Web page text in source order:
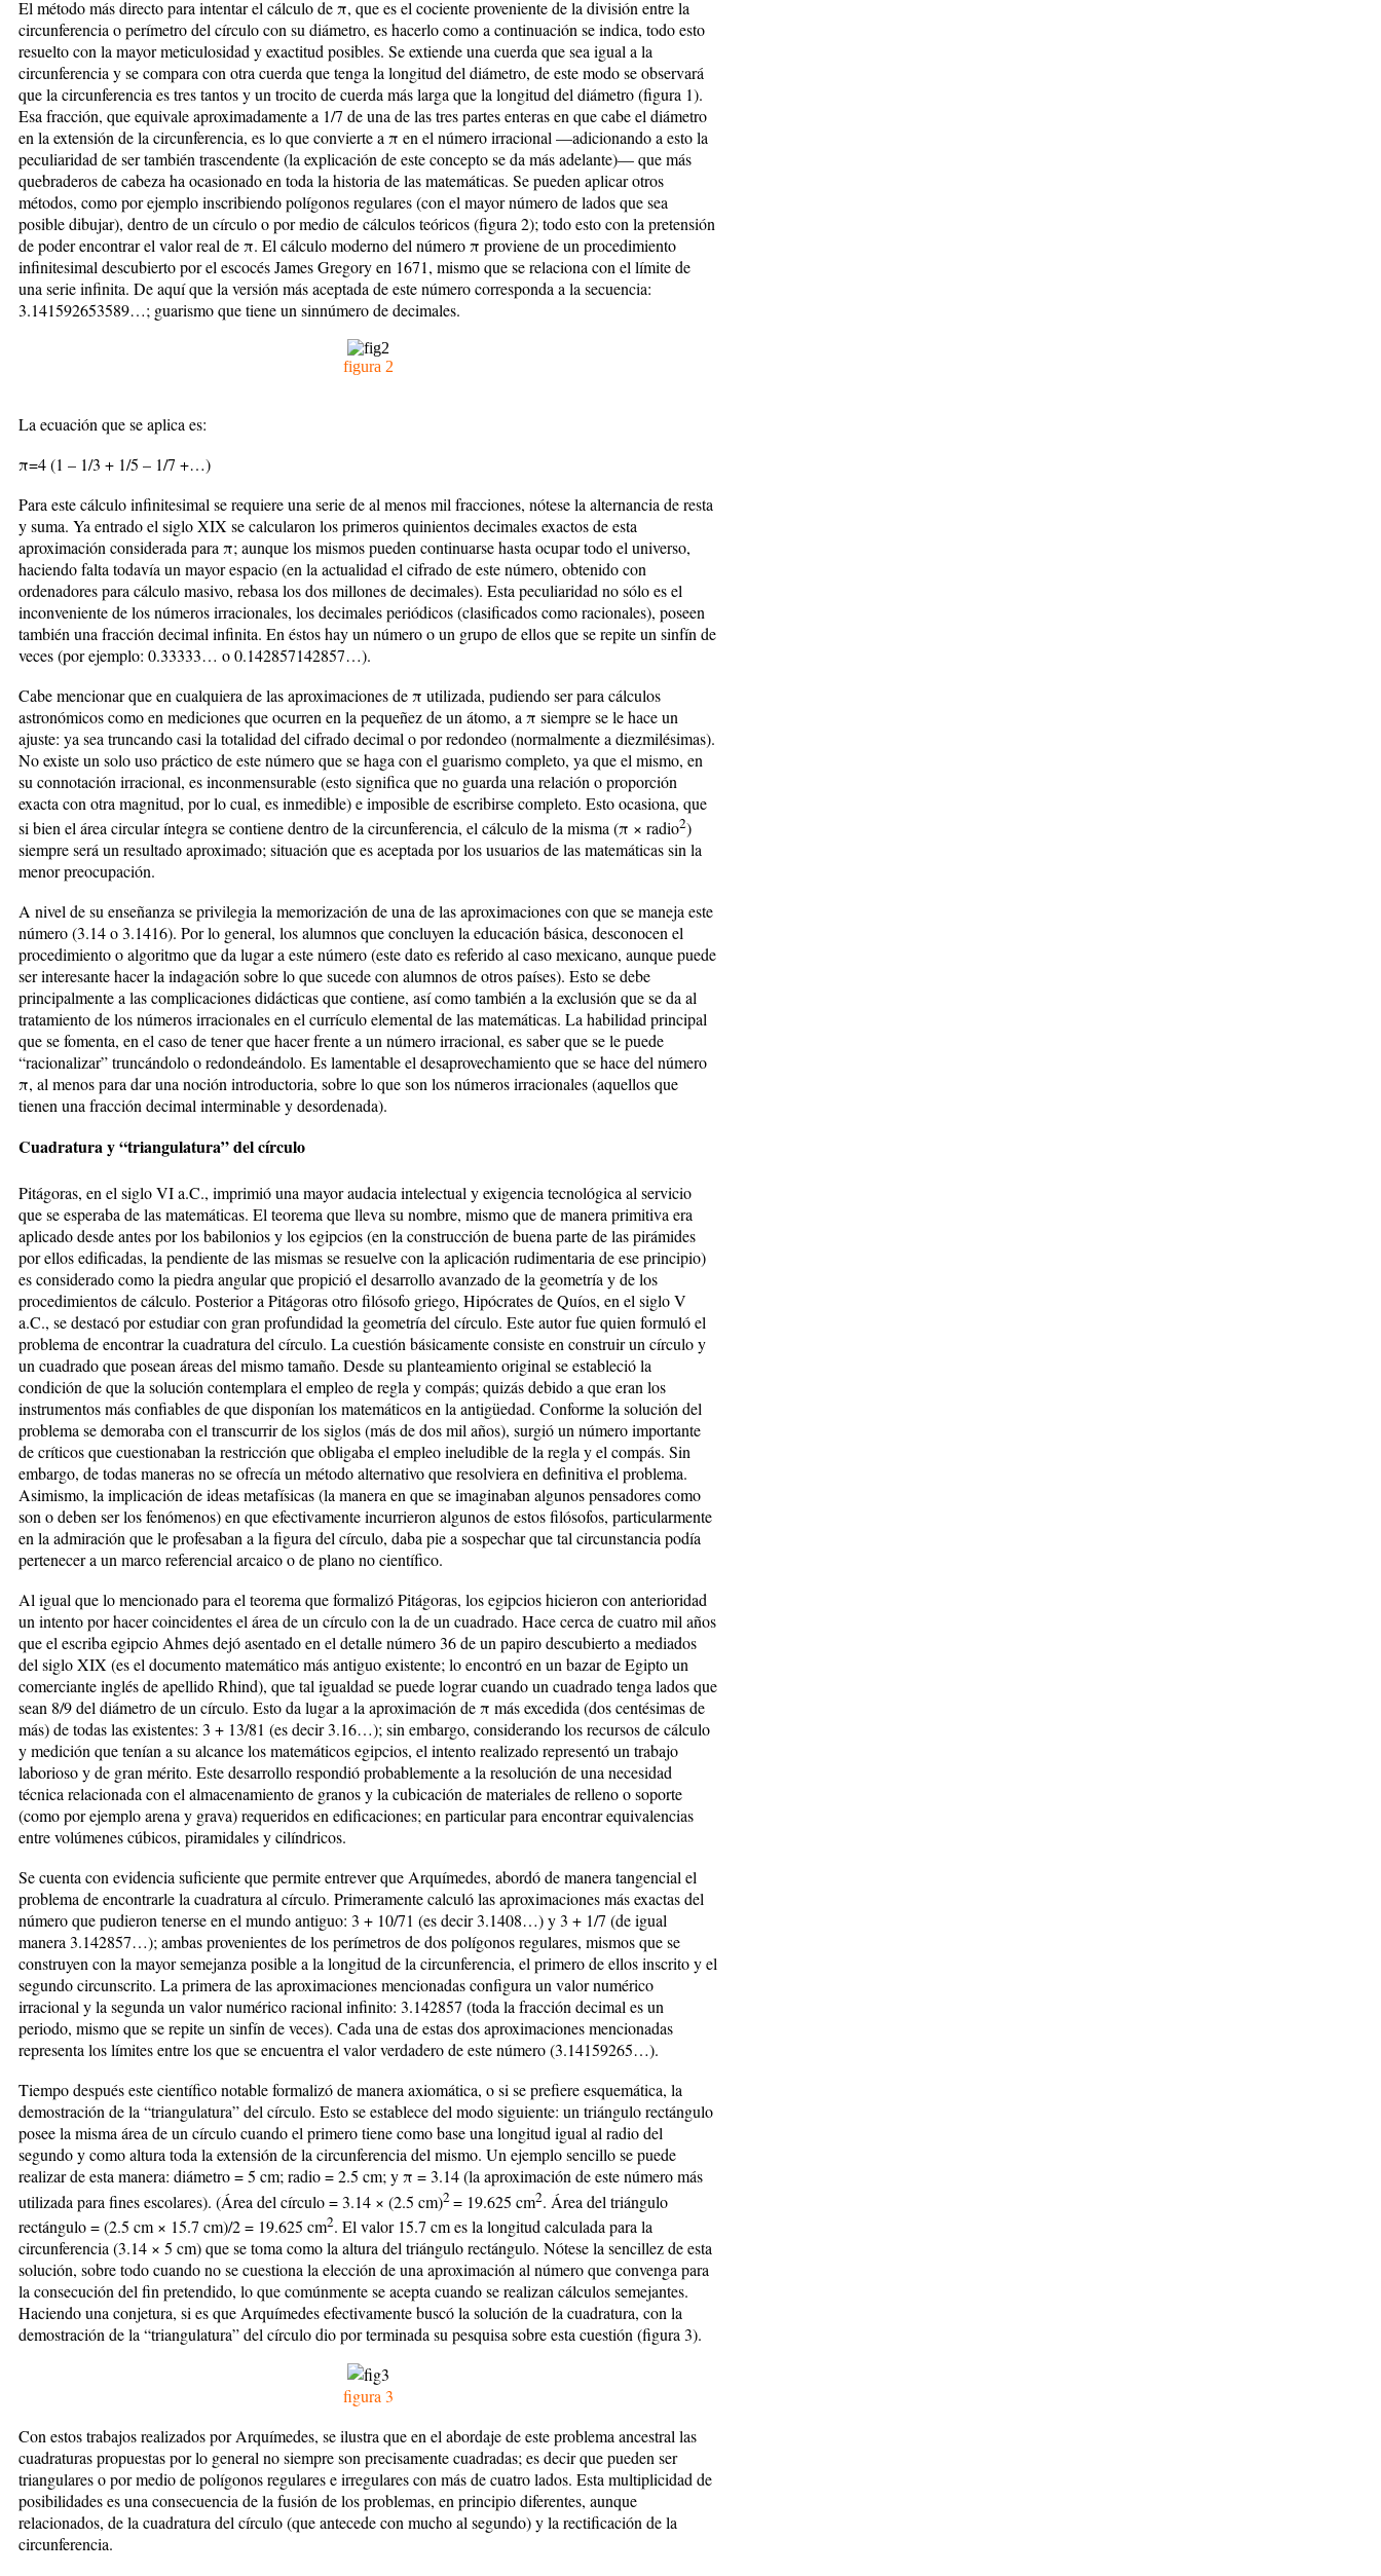
El método más directo para intentar el cálculo de π, que es el cociente proveniente de la división entre la
circunferencia o perímetro del círculo con su diámetro, es hacerlo como a continuación se indica, todo esto
resuelto con la mayor meticulosidad y exactitud posibles. Se extiende una cuerda que sea igual a la
circunferencia y se compara con otra cuerda que tenga la longitud del diámetro, de este modo se observará
que la circunferencia es tres tantos y un trocito de cuerda más larga que la longitud del diámetro (figura 1).
Esa fracción, que equivale aproximadamente a 1/7 de una de las tres partes enteras en que cabe el diámetro
en la extensión de la circunferencia, es lo que convierte a π en el número irracional —adicionando a esto la
peculiaridad de ser también trascendente (la explicación de este concepto se da más adelante)— que más
quebraderos de cabeza ha ocasionado en toda la historia de las matemáticas. Se pueden aplicar otros
métodos, como por ejemplo inscribiendo polígonos regulares (con el mayor número de lados que sea
posible dibujar), dentro de un círculo o por medio de cálculos teóricos (figura 2); todo esto con la pretensión
de poder encontrar el valor real de π. El cálculo moderno del númeroπ proviene de un procedimiento
infinitesimal descubierto por el escocés James Gregory en 1671, mismo que se relaciona con el límite de
una serie infinita. De aquí que la versión más aceptada de este número corresponda a la secuencia:
3.141592653589…; guarismo que tiene un sinnúmero de decimales.
figura 2
La ecuación que se aplica es:
π=4 (1 – 1/3 + 1/5 – 1/7 +…)
Para este cálculo infinitesimal se requiere una serie de al menos mil fracciones, nótese la alternancia de resta
y suma. Ya entrado el siglo XIX se calcularon los primeros quinientos decimales exactos de esta
aproximación considerada para π; aunque los mismos pueden continuarse hasta ocupar todo el universo,
haciendo falta todavía un mayor espacio (en la actualidad el cifrado de este número, obtenido con
ordenadores para cálculo masivo, rebasa los dos millones de decimales). Esta peculiaridad no sólo es el
inconveniente de los números irracionales, los decimales periódicos (clasificados como racionales), poseen
también una fracción decimal infinita. En éstos hay un número o un grupo de ellos que se repite un sinfín de
veces (por ejemplo: 0.33333… o 0.142857142857…).
Cabe mencionar que en cualquiera de las aproximaciones deπ utilizada, pudiendo ser para cálculos
astronómicos como en mediciones que ocurren en la pequeñez de un átomo, a π siempre se le hace un
ajuste: ya sea truncando casi la totalidad del cifrado decimal o por redondeo (normalmente a diezmilésimas).
No existe un solo uso práctico de este número que se haga con el guarismo completo, ya que el mismo, en
su connotación irracional, es inconmensurable (esto significa que no guarda una relación o proporción
exacta con otra magnitud, por lo cual, es inmedible) e imposible de escribirse completo. Esto ocasiona, que
si bien el área circular íntegra se contiene dentro de la circunferencia, el cálculo de la misma (π × radio2)
siempre será un resultado aproximado; situación que es aceptada por los usuarios de las matemáticas sin la
menor preocupación.
A nivel de su enseñanza se privilegia la memorización de una de las aproximaciones con que se maneja este
número (3.14 o 3.1416). Por lo general, los alumnos que concluyen la educación básica, desconocen el
procedimiento o algoritmo que da lugar a este número (este dato es referido al caso mexicano, aunque puede
ser interesante hacer la indagación sobre lo que sucede con alumnos de otros países). Esto se debe
principalmente a las complicaciones didácticas que contiene, así como también a la exclusión que se da al
tratamiento de los números irracionales en el currículo elemental de las matemáticas. La habilidad principal
que se fomenta, en el caso de tener que hacer frente a un número irracional, es saber que se le puede
“racionalizar” truncándolo o redondeándolo. Es lamentable el desaprovechamiento que se hace del número
π, al menos para dar una noción introductoria, sobre lo que son los números irracionales (aquellos que
tienen una fracción decimal interminable y desordenada).
Cuadratura y “triangulatura” del círculo
Pitágoras, en el siglo VI a.C., imprimió una mayor audacia intelectual y exigencia tecnológica al servicio
que se esperaba de las matemáticas. El teorema que lleva su nombre, mismo que de manera primitiva era
aplicado desde antes por los babilonios y los egipcios (en la construcción de buena parte de las pirámides
por ellos edificadas, la pendiente de las mismas se resuelve con la aplicación rudimentaria de ese principio)
es considerado como la piedra angular que propició el desarrollo avanzado de la geometría y de los
procedimientos de cálculo. Posterior a Pitágoras otro filósofo griego, Hipócrates de Quíos, en el siglo V
a.C., se destacó por estudiar con gran profundidad la geometría del círculo. Este autor fue quien formuló el
problema de encontrar la cuadratura del círculo. La cuestión básicamente consiste en construir un círculo y
un cuadrado que posean áreas del mismo tamaño. Desde su planteamiento original se estableció la
condición de que la solución contemplara el empleo de regla y compás; quizás debido a que eran los
instrumentos más confiables de que disponían los matemáticos en la antigüedad. Conforme la solución del
problema se demoraba con el transcurrir de los siglos (más de dos mil años), surgió un número importante
de críticos que cuestionaban la restricción que obligaba el empleo ineludible de la regla y el compás. Sin
embargo, de todas maneras no se ofrecía un método alternativo que resolviera en definitiva el problema.
Asimismo, la implicación de ideas metafísicas (la manera en que se imaginaban algunos pensadores como
son o deben ser los fenómenos) en que efectivamente incurrieron algunos de estos filósofos, particularmente
en la admiración que le profesaban a la figura del círculo, daba pie a sospechar que tal circunstancia podía
pertenecer a un marco referencial arcaico o de plano no científico.
Al igual que lo mencionado para el teorema que formalizó Pitágoras, los egipcios hicieron con anterioridad
un intento por hacer coincidentes el área de un círculo con la de un cuadrado. Hace cerca de cuatro mil años
que el escriba egipcio Ahmes dejó asentado en el detalle número 36 de un papiro descubierto a mediados
del siglo XIX (es el documento matemático más antiguo existente; lo encontró en un bazar de Egipto un
comerciante inglés de apellido Rhind), que tal igualdad se puede lograr cuando un cuadrado tenga lados que
sean 8/9 del diámetro de un círculo. Esto da lugar a la aproximación deπ más excedida (dos centésimas de
más) de todas las existentes: 3 + 13/81 (es decir 3.16…); sin embargo, considerando los recursos de cálculo
y medición que tenían a su alcance los matemáticos egipcios, el intento realizado representó un trabajo
laborioso y de gran mérito. Este desarrollo respondió probablemente a la resolución de una necesidad
técnica relacionada con el almacenamiento de granos y la cubicación de materiales de relleno o soporte
(como por ejemplo arena y grava) requeridos en edificaciones; en particular para encontrar equivalencias
entre volúmenes cúbicos, piramidales y cilíndricos.
Se cuenta con evidencia suficiente que permite entrever que Arquímedes, abordó de manera tangencial el
problema de encontrarle la cuadratura al círculo. Primeramente calculó las aproximaciones más exactas del
número que pudieron tenerse en el mundo antiguo: 3 + 10/71 (es decir 3.1408…) y 3 + 1/7 (de igual
manera 3.142857…); ambas provenientes de los perímetros de dos polígonos regulares, mismos que se
construyen con la mayor semejanza posible a la longitud de la circunferencia, el primero de ellos inscrito y el
segundo circunscrito. La primera de las aproximaciones mencionadas configura un valor numérico
irracional y la segunda un valor numérico racional infinito: 3.142857 (toda la fracción decimal es un
periodo, mismo que se repite un sinfín de veces). Cada una de estas dos aproximaciones mencionadas
representa los límites entre los que se encuentra el valor verdadero de este número (3.14159265…).
Tiempo después este científico notable formalizó de manera axiomática, o si se prefiere esquemática, la
demostración de la “triangulatura” del círculo. Esto se establece del modo siguiente: un triángulo rectángulo
posee la misma área de un círculo cuando el primero tiene como base una longitud igual al radio del
segundo y como altura toda la extensión de la circunferencia del mismo. Un ejemplo sencillo se puede
realizar de esta manera: diámetro = 5 cm; radio = 2.5 cm; yπ = 3.14 (la aproximación de este número más
utilizada para fines escolares). (Área del círculo = 3.14 × (2.5 cm)2= 19.625 cm2. Área del triángulo
rectángulo = (2.5 cm × 15.7 cm)/2 = 19.625 cm2. El valor 15.7 cm es la longitud calculada para la
circunferencia (3.14 × 5 cm) que se toma como la altura del triángulo rectángulo. Nótese la sencillez de esta
solución, sobre todo cuando no se cuestiona la elección de una aproximación al número que convenga para
la consecución del fin pretendido, lo que comúnmente se acepta cuando se realizan cálculos semejantes.
Haciendo una conjetura, si es que Arquímedes efectivamente buscó la solución de la cuadratura, con la
demostración de la “triangulatura” del círculo dio por terminada su pesquisa sobre esta cuestión (figura 3).
figura 3
Con estos trabajos realizados por Arquímedes, se ilustra que en el abordaje de este problema ancestral las
cuadraturas propuestas por lo general no siempre son precisamente cuadradas; es decir que pueden ser
triangulares o por medio de polígonos regulares e irregulares con más de cuatro lados. Esta multiplicidad de
posibilidades es una consecuencia de la fusión de los problemas, en principio diferentes, aunque
relacionados, de la cuadratura del círculo (que antecede con mucho al segundo) y la rectificación de la
circunferencia.